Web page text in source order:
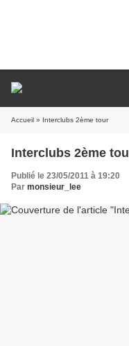
Accueil » Interclubs 2ème tour
Interclubs 2ème
Publié le 23/05/2011 à 19:20
Par monsieur_lee